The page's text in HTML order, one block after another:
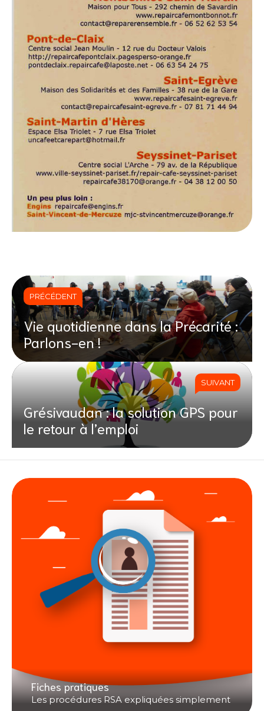
PRÉCÉDENT
Vie quotidienne dans la Précarité :
Parlons-en !
SUIVANT
Grésivaudan : la solution GPS pour
le retour à l’emploi
Fiches pratiques
Les procédures RSA expliquées simplement